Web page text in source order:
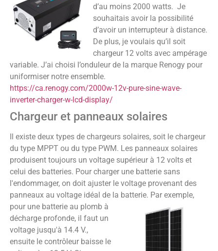
d’au moins 2000 watts. Je
souhaitais avoir la possibilité
d’avoir un interrupteur à distance.
De plus, je voulais qu’il soit
chargeur 12 volts avec ampérage
variable. J’ai choisi l’onduleur de la marque Renogy pour
uniformiser notre ensemble.
https://ca.renogy.com/2000w-12v-pure-sine-wave-
inverter-charger-w-lcd-display/
Chargeur et panneaux solaires
Il existe deux types de chargeurs solaires, soit le chargeur
du type MPPT ou du type PWM. Les panneaux solaires
produisent toujours un voltage supérieur à 12 volts et
celui des batteries. Pour charger une batterie sans
l'endommager, on doit ajuster le voltage provenant des
panneaux au voltage idéal de la batterie. Par exemple,
pour une batterie au plomb à
décharge profonde, il faut un
voltage jusqu'à 14.4 V.,
ensuite le contrôleur baisse le